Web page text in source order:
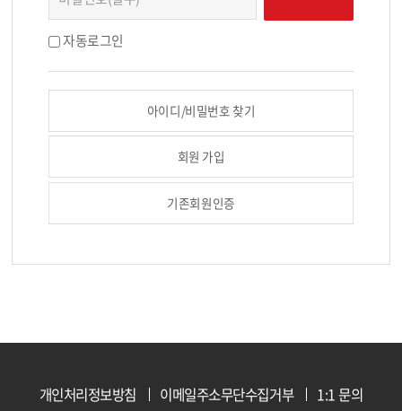
자동로그인
아이디/비밀번호 찾기
회원 가입
기존회원인증
개인처리정보방침 이메일주소무단수집거부 1:1 문의